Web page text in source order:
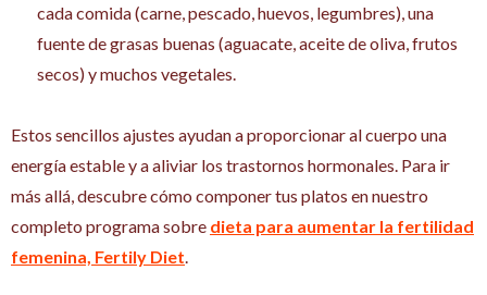
cada comida (carne, pescado, huevos, legumbres), una
fuente de grasas buenas (aguacate, aceite de oliva, frutos
secos) y muchos vegetales.
Estos sencillos ajustes ayudan a proporcionar al cuerpo una
energía estable y a aliviar los trastornos hormonales. Para ir
más allá, descubre cómo componer tus platos en nuestro
completo programa sobre dieta para aumentar la fertilidad
femenina, Fertily Diet